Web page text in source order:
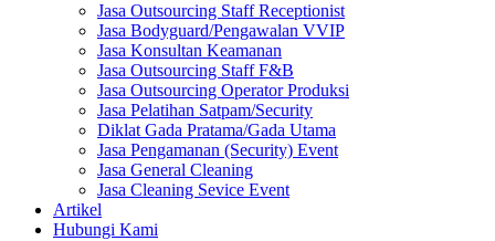
Jasa Outsourcing Staff Receptionist
Jasa Bodyguard/Pengawalan VVIP
Jasa Konsultan Keamanan
Jasa Outsourcing Staff F&B
Jasa Outsourcing Operator Produksi
Jasa Pelatihan Satpam/Security
Diklat Gada Pratama/Gada Utama
Jasa Pengamanan (Security) Event
Jasa General Cleaning
Jasa Cleaning Sevice Event
Artikel
Hubungi Kami